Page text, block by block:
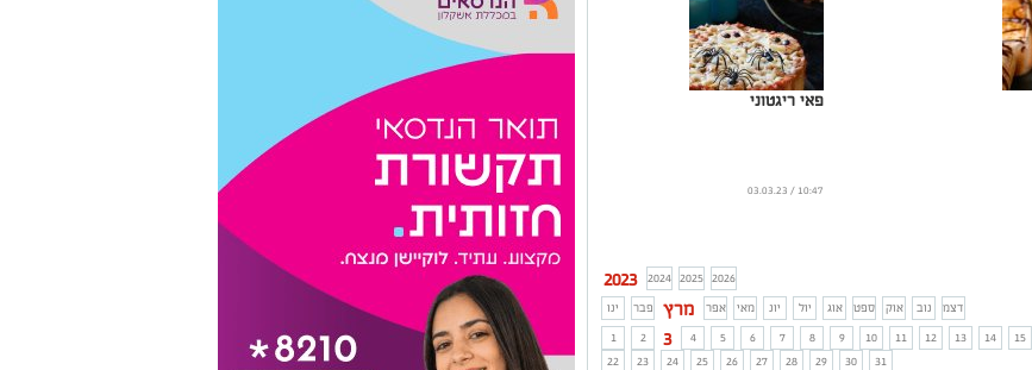
פאי ריגטוני
10:47 / 03.03.23
2023 2024 2025 2026
ינו
פבר מרץ אפר מאי יונ יול אוג ספט אוק נוב
דצמ
1
2 3 4 5 6 7 8 9 10 11 12 13 14 15
22
23 24 25 26 27 28 29 30 31